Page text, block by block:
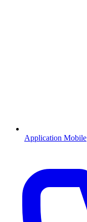
Application Mobile